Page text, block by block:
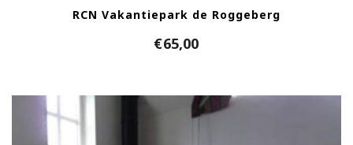
RCN Vakantiepark de Roggeberg
€65,00